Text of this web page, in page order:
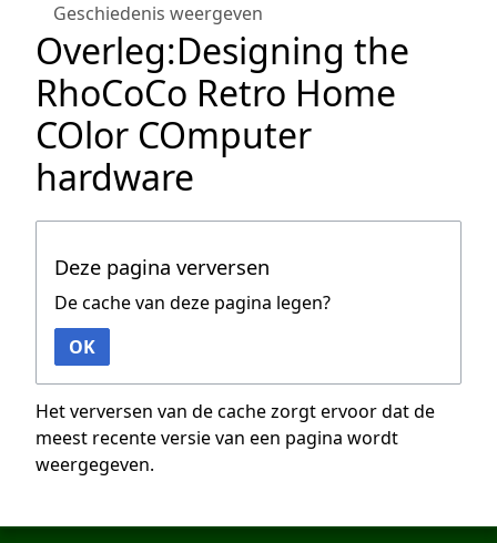
Geschiedenis weergeven
Overleg:Designing the
RhoCoCo Retro Home
COlor COmputer
hardware
Deze pagina verversen
De cache van deze pagina legen?
OK
Het verversen van de cache zorgt ervoor dat de
meest recente versie van een pagina wordt
weergegeven.